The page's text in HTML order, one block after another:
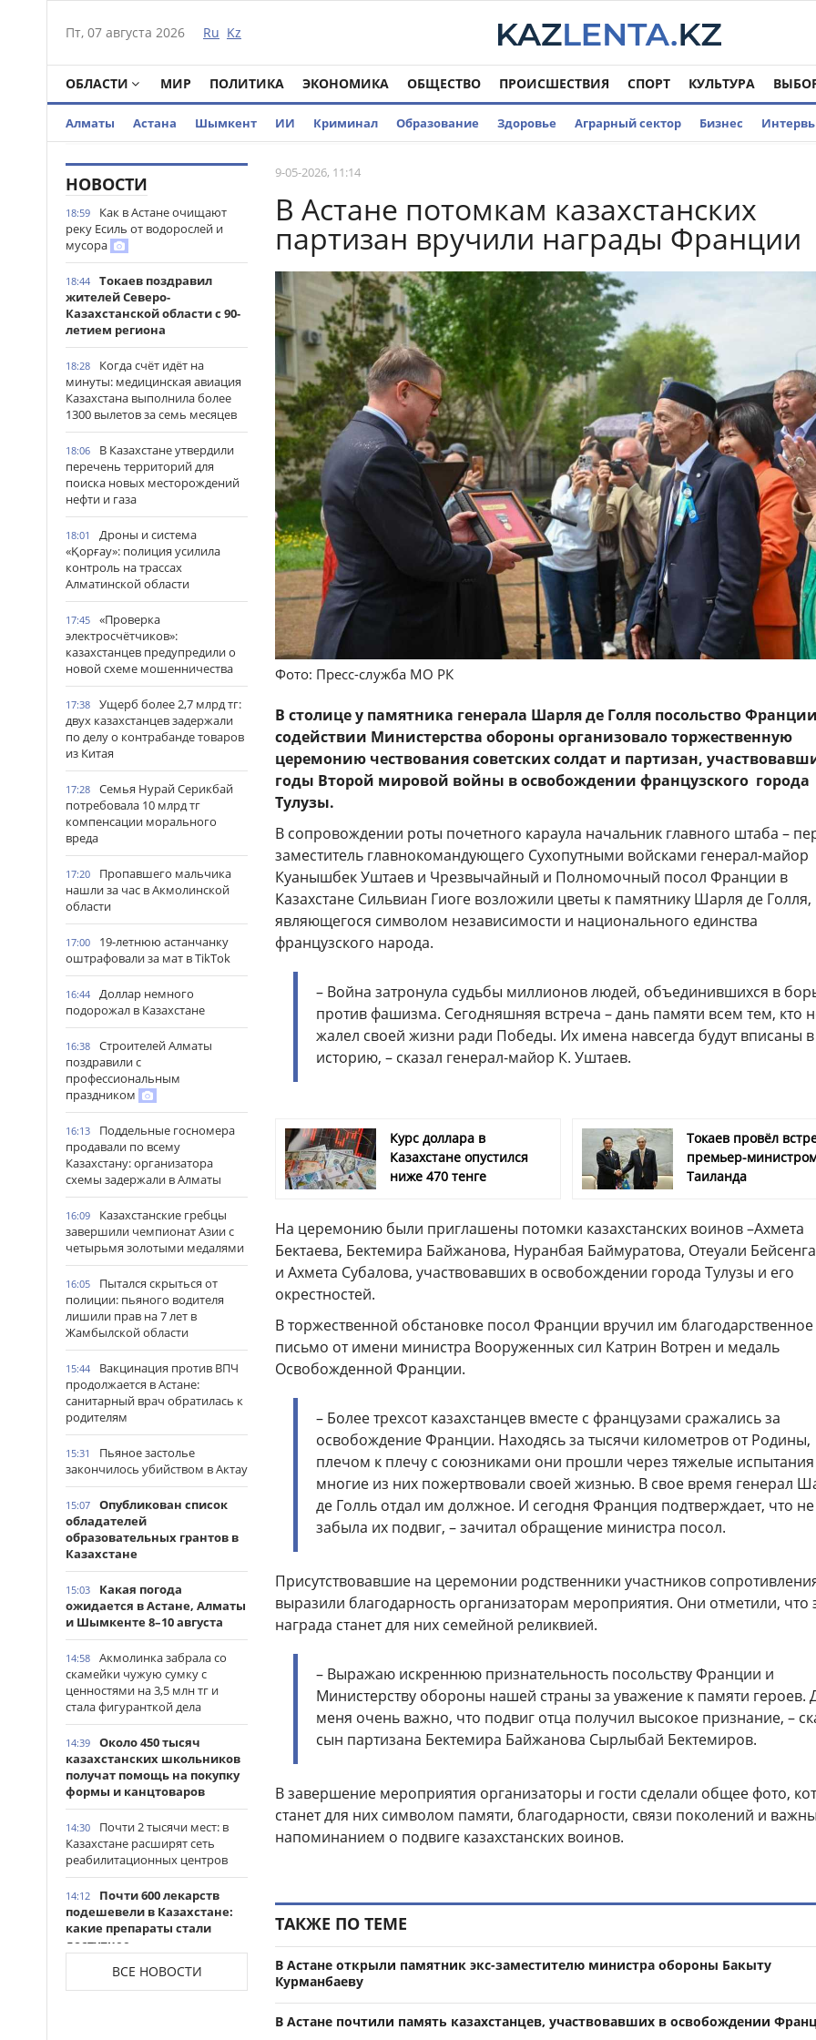
Пт, 07 августа 2026 Ru Kz
ОБЛАСТИ МИР ПОЛИТИКА ЭКОНОМИКА ОБЩЕСТВО ПРОИСШЕСТВИЯ СПОРТ КУЛЬТУРА
Алматы Астана Шымкент ИИ Криминал Образование Здоровье Аграрный сектор Бизнес
НОВОСТИ
18:59
Как в Астане очищают
реку Есиль от водорослей и
мусора
18:44
Токаев поздравил
жителей Северо-
Казахстанской области с 90-
летием региона
18:28
Когда счёт идёт на
минуты: медицинская авиация
Казахстана выполнила более
1300 вылетов за семь месяцев
18:06
В Казахстане утвердили
перечень территорий для
поиска новых месторождений
нефти и газа
18:01
Дроны и система
«Қорғау»: полиция усилила
контроль на трассах
Алматинской области
17:45
«Проверка
электросчётчиков»:
казахстанцев предупредили о
новой схеме мошенничества
17:38
Ущерб более 2,7 млрд тг:
двух казахстанцев задержали
по делу о контрабанде товаров
из Китая
17:28
Семья Нурай Серикбай
потребовала 10 млрд тг
компенсации морального
вреда
17:20
Пропавшего мальчика
нашли за час в Акмолинской
области
17:00
19-летнюю астанчанку
оштрафовали за мат в TikTok
16:44
Доллар немного
подорожал в Казахстане
16:38
Строителей Алматы
поздравили с
профессиональным
праздником
16:13
Поддельные госномера
продавали по всему
Казахстану: организатора
схемы задержали в Алматы
16:09
Казахстанские гребцы
завершили чемпионат Азии с
четырьмя золотыми медалями
16:05
Пытался скрыться от
полиции: пьяного водителя
лишили прав на 7 лет в
Жамбылской области
15:44
Вакцинация против ВПЧ
продолжается в Астане:
санитарный врач обратилась к
родителям
15:31
Пьяное застолье
закончилось убийством в Актау
15:07
Опубликован список
обладателей
образовательных грантов в
Казахстане
15:03
Какая погода
ожидается в Астане, Алматы
и Шымкенте 8–10 августа
14:58
Акмолинка забрала со
скамейки чужую сумку с
ценностями на 3,5 млн тг и
стала фигуранткой дела
14:39
Около 450 тысяч
казахстанских школьников
получат помощь на покупку
формы и канцтоваров
14:30
Почти 2 тысячи мест: в
Казахстане расширят сеть
реабилитационных центров
14:12
Почти 600 лекарств
подешевели в Казахстане:
какие препараты стали
доступнее
Казахстанские
таеквондисты завоевали
ВСЕ НОВОСТИ
9-05-2026, 11:14
В Астане потомкам казахстанских
партизан вручили награды Франции
Фото: Пресс-служба МО РК
В столице у памятника генерала Шарля де Голля посольство
содействии Министерства обороны организовало торжественную
церемонию чествования советских солдат и партизан,
годы Второй мировой войны в освобождении французского города
Тулузы.
В сопровождении роты почетного караула начальник главного штаба –
заместитель главнокомандующего Сухопутными войсками генерал-майор
Куанышбек Уштаев и Чрезвычайный и Полномочный посол Франции в
Казахстане Сильвиан Гиоге возложили цветы к памятнику Шарля де Голля,
являющегося символом независимости и национального единства
французского народа.
– Война затронула судьбы миллионов людей, объединившихся в
против фашизма. Сегодняшняя встреча – дань памяти всем тем, кто
жалел своей жизни ради Победы. Их имена навсегда будут вписаны
историю, – сказал генерал-майор К. Уштаев.
Курс доллара в
Казахстане опустился
ниже 470 тенге
Токаев провёл
премьер-
Таиланда
На церемонию были приглашены потомки казахстанских воинов –Ахмета
Бектаева, Бектемира Байжанова, Нуранбая Баймуратова, Отеуали
и Ахмета Субалова, участвовавших в освобождении города Тулузы и его
окрестностей.
В торжественной обстановке посол Франции вручил им благодарственное
письмо от имени министра Вооруженных сил Катрин Вотрен и медаль
Освобожденной Франции.
– Более трехсот казахстанцев вместе с французами сражались за
освобождение Франции. Находясь за тысячи километров от Родины,
плечом к плечу с союзниками они прошли через тяжелые
многие из них пожертвовали своей жизнью. В свое время генерал
де Голль отдал им должное. И сегодня Франция подтверждает, что не
забыла их подвиг, – зачитал обращение министра посол.
Присутствовавшие на церемонии родственники участников
выразили благодарность организаторам мероприятия. Они отметили, что
награда станет для них семейной реликвией.
– Выражаю искреннюю признательность посольству Франции и
Министерству обороны нашей страны за уважение к памяти героев.
меня очень важно, что подвиг отца получил высокое признание, –
сын партизана Бектемира Байжанова Сырлыбай Бектемиров.
В завершение мероприятия организаторы и гости сделали общее фото,
станет для них символом памяти, благодарности, связи поколений и
напоминанием о подвиге казахстанских воинов.
ТАКЖЕ ПО ТЕМЕ
В Астане открыли памятник экс-заместителю министра обороны Бакыту
Курманбаеву
В Астане почтили память казахстанцев, участвовавших в освобождении